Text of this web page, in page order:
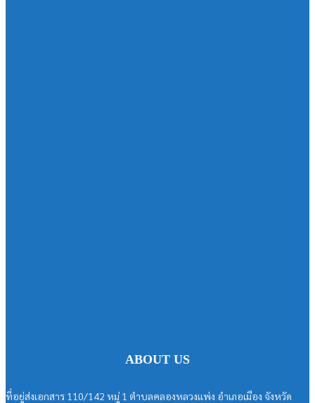
ABOUT US
ที่อยู่ส่งเอกสาร 110/142 หมู่ 1 ตำบลคลองหลวงแพ่ง อำเภอเมือง จังหวัด